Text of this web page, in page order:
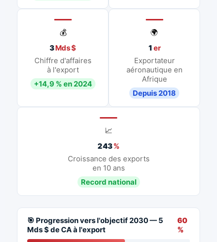
💰
3Mds $
Chiffre d'affaires
à l'export
+14,9 % en 2024
🌍
1 er
Exportateur
aéronautique en
Afrique
Depuis 2018
📈
243%
Croissance des exports
en 10 ans
Record national
🎯 Progression vers l'objectif 2030 — 5
Mds $ de CA à l'export
60
%